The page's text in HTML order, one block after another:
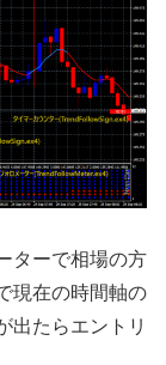
ターで相場の方
現在の時間軸の
出たらエントリ